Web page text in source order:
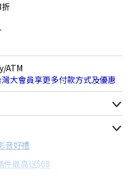
ATM
大會員享更多付款方式及優惠
物車顯示為主
配合銀行/業者
音好禮
件最高送$68